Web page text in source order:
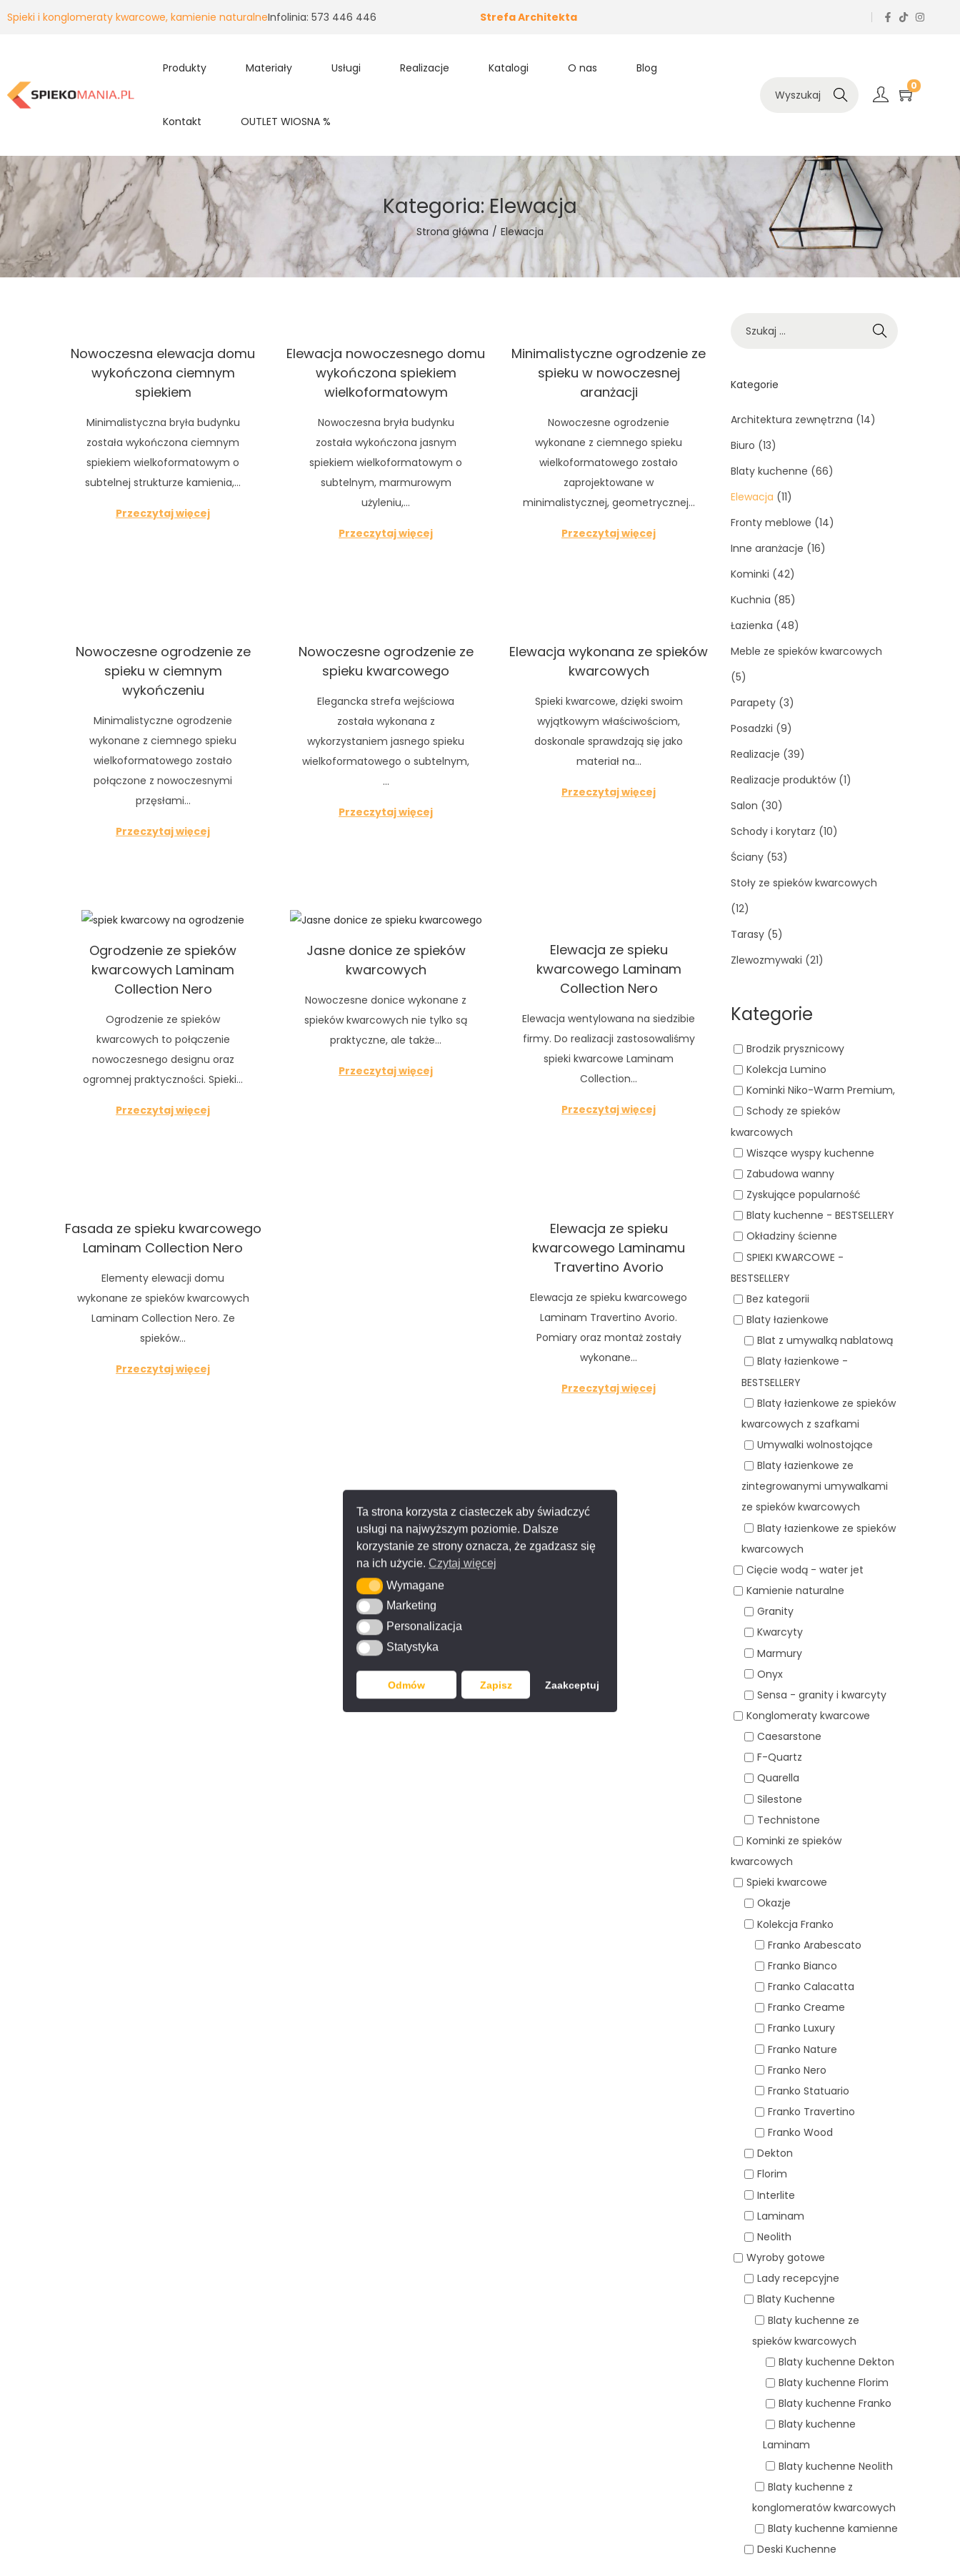
Ta strona korzysta z ciasteczek aby świadczyć
usługi na najwyższym poziomie. Dalsze
korzystanie ze strony oznacza, że zgadzasz się
na ich użycie. Czytaj więcej
WymaganeWymagane
MarketingMarketing
Personalizacja
Personalizacja
StatystykaStatystyka
Odmów Zapisz Zaakceptuj
Spieki i konglomeraty kwarcowe, kamienie naturalneInfolinia: 573 446 446 Strefa Architekta
Produkty Materiały Usługi Realizacje Katalogi O nas Blog
Kontakt OUTLET WIOSNA %
Szukaj
0
Kategoria:Elewacja
Strona główna / Elewacja
Nowoczesna elewacja domu
wykończona ciemnym
spiekiem
Minimalistyczna bryła budynku
została wykończona ciemnym
spiekiem wielkoformatowym o
subtelnej strukturze kamienia,…
Przeczytaj więcej
Elewacja nowoczesnego domu
wykończona spiekiem
wielkoformatowym
Nowoczesna bryła budynku
została wykończona jasnym
spiekiem wielkoformatowym o
subtelnym, marmurowym
użyleniu,…
Przeczytaj więcej
Minimalistyczne ogrodzenie ze
spieku w nowoczesnej
aranżacji
Nowoczesne ogrodzenie
wykonane z ciemnego spieku
wielkoformatowego zostało
zaprojektowane w
minimalistycznej, geometrycznej…
Przeczytaj więcej
Nowoczesne ogrodzenie ze
spieku w ciemnym
wykończeniu
Minimalistyczne ogrodzenie
wykonane z ciemnego spieku
wielkoformatowego zostało
połączone z nowoczesnymi
przęsłami…
Przeczytaj więcej
Nowoczesne ogrodzenie ze
spieku kwarcowego
Elegancka strefa wejściowa
została wykonana z
wykorzystaniem jasnego spieku
wielkoformatowego o subtelnym,
…
Przeczytaj więcej
Elewacja wykonana ze spieków
kwarcowych
Spieki kwarcowe, dzięki swoim
wyjątkowym właściwościom,
doskonale sprawdzają się jako
materiał na…
Przeczytaj więcej
Ogrodzenie ze spieków
kwarcowych Laminam
Collection Nero
Ogrodzenie ze spieków
kwarcowych to połączenie
nowoczesnego designu oraz
ogromnej praktyczności. Spieki…
Przeczytaj więcej
Jasne donice ze spieków
kwarcowych
Nowoczesne donice wykonane z
spieków kwarcowych nie tylko są
praktyczne, ale także…
Przeczytaj więcej
Elewacja ze spieku
kwarcowego Laminam
Collection Nero
Elewacja wentylowana na siedzibie
firmy. Do realizacji zastosowaliśmy
spieki kwarcowe Laminam
Collection…
Przeczytaj więcej
Fasada ze spieku kwarcowego
Laminam Collection Nero
Elementy elewacji domu
wykonane ze spieków kwarcowych
Laminam Collection Nero. Ze
spieków…
Przeczytaj więcej
Elewacja ze spieku
kwarcowego Laminamu
Travertino Avorio
Elewacja ze spieku kwarcowego
Laminam Travertino Avorio.
Pomiary oraz montaż zostały
wykonane…
Przeczytaj więcej
Kategorie
Architektura zewnętrzna (14)
Biuro (13)
Blaty kuchenne (66)
Elewacja (11)
Fronty meblowe (14)
Inne aranżacje (16)
Kominki (42)
Kuchnia (85)
Łazienka (48)
Meble ze spieków kwarcowych
(5)
Parapety (3)
Posadzki (9)
Realizacje (39)
Realizacje produktów(1)
Salon (30)
Schody i korytarz (10)
Ściany (53)
Stoły ze spieków kwarcowych
(12)
Tarasy (5)
Zlewozmywaki (21)
Kategorie
Brodzik prysznicowy
Kolekcja Lumino
Kominki Niko-Warm Premium,
Schody ze spieków
kwarcowych
Wiszące wyspy kuchenne
Zabudowa wanny
Zyskujące popularność
Blaty kuchenne - BESTSELLERY
Okładziny ścienne
SPIEKI KWARCOWE -
BESTSELLERY
Bez kategorii
Blaty łazienkowe
Blat z umywalką nablatową
Blaty łazienkowe -
BESTSELLERY
Blaty łazienkowe ze spieków
kwarcowych z szafkami
Umywalki wolnostojące
Blaty łazienkowe ze
zintegrowanymi umywalkami
ze spieków kwarcowych
Blaty łazienkowe ze spieków
kwarcowych
Cięcie wodą - water jet
Kamienie naturalne
Granity
Kwarcyty
Marmury
Onyx
Sensa - granity i kwarcyty
Konglomeraty kwarcowe
Caesarstone
F-Quartz
Quarella
Silestone
Technistone
Kominki ze spieków
kwarcowych
Spieki kwarcowe
Okazje
Kolekcja Franko
Franko Arabescato
Franko Bianco
Franko Calacatta
Franko Creame
Franko Luxury
Franko Nature
Franko Nero
Franko Statuario
Franko Travertino
Franko Wood
Dekton
Florim
Interlite
Laminam
Neolith
Wyroby gotowe
Lady recepcyjne
Blaty Kuchenne
Blaty kuchenne ze
spieków kwarcowych
Blaty kuchenne Dekton
Blaty kuchenne Florim
Blaty kuchenne Franko
Blaty kuchenne
Laminam
Blaty kuchenne Neolith
Blaty kuchenne z
konglomeratów kwarcowych
Blaty kuchenne kamienne
Deski Kuchenne